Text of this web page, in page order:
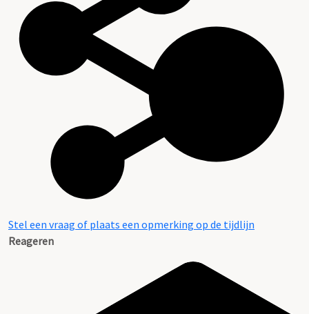
Stel een vraag of plaats een opmerking op de tijdlijn
Reageren